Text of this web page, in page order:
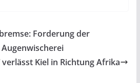
Forderung der
verlässt Kiel in Richtung Afrika